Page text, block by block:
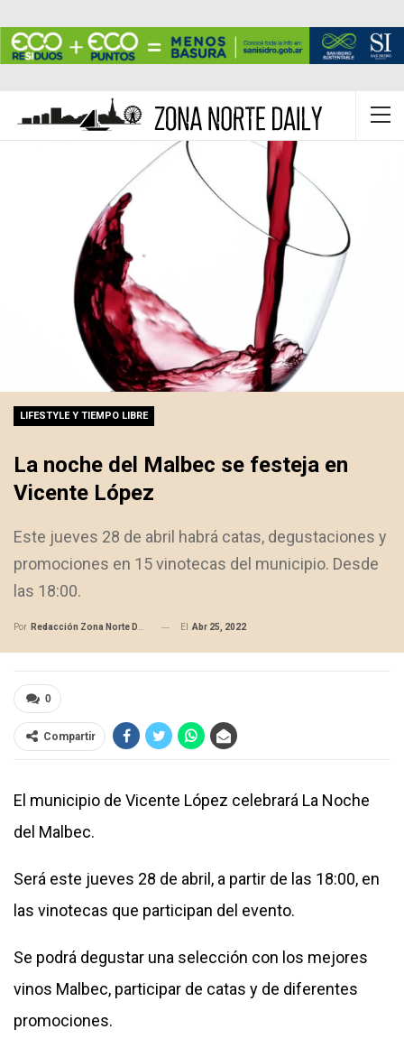
LIFESTYLE Y TIEMPO LIBRE
La noche del Malbec se festeja en
Vicente López
Este jueves 28 de abril habrá catas, degustaciones y
promociones en 15 vinotecas del municipio. Desde
las 18:00.
Por Redacción Zona Norte Daily El Abr 25, 2022
0
Compartir
El municipio de Vicente López celebrará La Noche
del Malbec.
Será este jueves 28 de abril, a partir de las 18:00, en
las vinotecas que participan del evento.
Se podrá degustar una selección con los mejores
vinos Malbec, participar de catas y de diferentes
promociones.